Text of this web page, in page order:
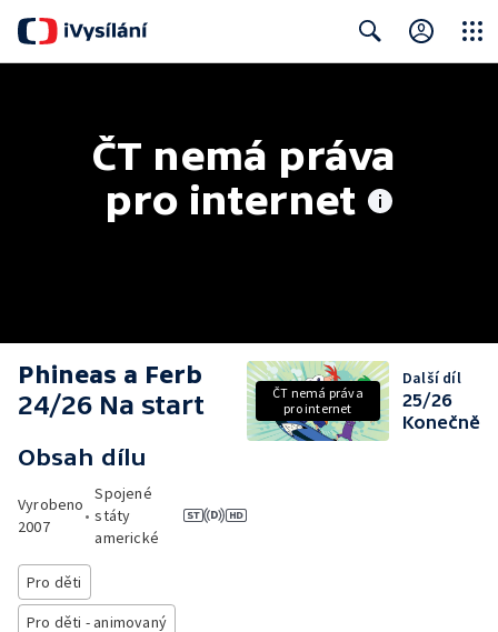
ČT nemá práva
pro internet
Phineas a Ferb
24/26 Na start
Obsah dílu
Vyrobeno
2007
•
Spojené
státy
americké
Pro děti
Pro děti - animovaný
ČT nemá práva
pro internet
Další díl
25/26
Konečně